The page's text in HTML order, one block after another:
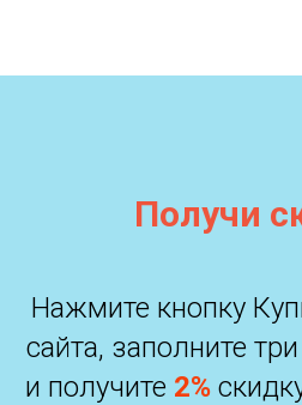
Получи
Нажмите кнопку
сайта, заполните
и получите 2%